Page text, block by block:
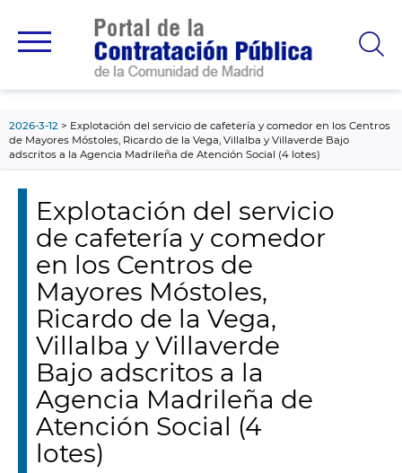
principal
2026-3-12
Explotación del servicio de cafetería y comedor en los Centros
de Mayores Móstoles, Ricardo de la Vega, Villalba y Villaverde Bajo
adscritos a la Agencia Madrileña de Atención Social (4 lotes)
Explotación del servicio
de cafetería y comedor
en los Centros de
Mayores Móstoles,
Ricardo de la Vega,
Villalba y Villaverde
Bajo adscritos a la
Agencia Madrileña de
Atención Social (4
lotes)